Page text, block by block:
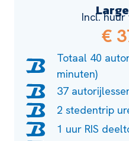
Incl.
€
Totaal 40
minuten)
37
2 stedentrip
1 uur RIS